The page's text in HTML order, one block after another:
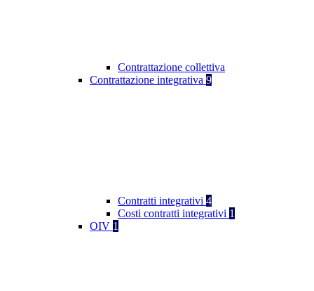
Contrattazione collettiva
Contrattazione integrativa 9
Contratti integrativi 4
Costi contratti integrativi 1
OIV 1